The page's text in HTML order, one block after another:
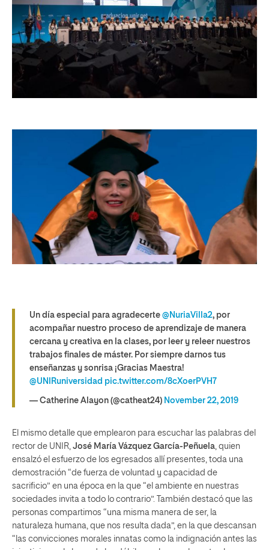
Un día especial para agradecerte @NuriaVilla2, por
acompañar nuestro proceso de aprendizaje de manera
cercana y creativa en la clases, por leer y releer nuestros
trabajos finales de máster. Por siempre darnos tus
enseñanzas y sonrisa ¡Gracias Maestra!
@UNIRuniversidad pic.twitter.com/8cXoerPVH7
— Catherine Alayon (@catheat24) November 22, 2019
El mismo detalle que emplearon para escuchar las palabras del
rector de UNIR, José María Vázquez García-Peñuela , quien
ensalzó el esfuerzo de los egresados allí presentes, toda una
demostración “de fuerza de voluntad y capacidad de
sacrificio” en una época en la que “el ambiente en nuestras
sociedades invita a todo lo contrario”. También destacó que las
personas compartimos “una misma manera de ser, la
naturaleza humana, que nos resulta dada”, en la que descansan
“las convicciones morales innatas como la indignación antes las